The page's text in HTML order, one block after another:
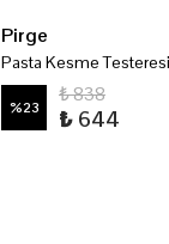
Pirge
Pasta Kesme Testeresi
%23
₺ 838
₺ 644